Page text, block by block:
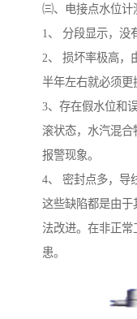
㈢、电接点水位计
1、 分段显示，没
2、 损坏率极高，
半年左右就必须更
3、存在假水位和
滚状态，水汽混合
报警现象。
4、 密封点多，导
这些缺陷都是由于
法改进。在非正常
患。